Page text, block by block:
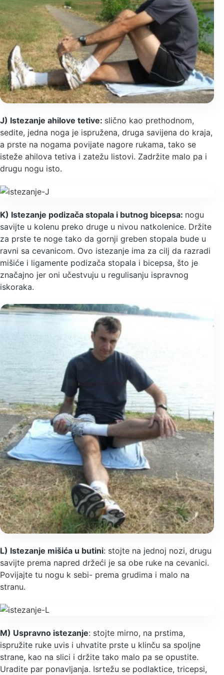
J) Istezanje ahilove tetive: slično kao prethodnom,
sedite, jedna noga je ispružena, druga savijena do kraja,
a prste na nogama povijate nagore rukama, tako se
isteže ahilova tetiva i zatežu listovi. Zadržite malo pa i
drugu nogu isto.
K) Istezanje podizača stopala i butnog bicepsa: nogu
savijte u kolenu preko druge u nivou natkolenice. Držite
za prste te noge tako da gornji greben stopala bude u
ravni sa cevanicom. Ovo istezanje ima za cilj da razradi
mišiće i ligamente podizača stopala i bicepsa, što je
značajno jer oni učestvuju u regulisanju ispravnog
iskoraka.
L) Istezanje mišića u butini: stojte na jednoj nozi, drugu
savijte prema napred držeći je sa obe ruke na cevanici.
Povijajte tu nogu k sebi- prema grudima i malo na
stranu.
M) Uspravno istezanje: stojte mirno, na prstima,
ispružite ruke uvis i uhvatite prste u klinču sa spoljne
strane, kao na slici i držite tako malo pa se opustite.
Uradite par ponavljanja. Isrtežu se podlaktice, tricepsi,